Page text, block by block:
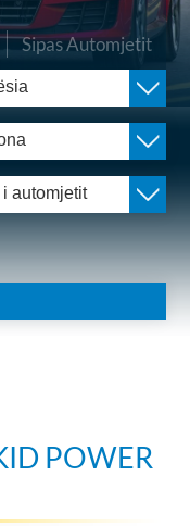
Sipas Automjetit
i automjetit
POWER